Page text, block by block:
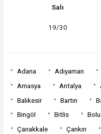
Salı
19/30
Adana Adıyaman
Amasya
Antalya
Balıkesir
Bartın
Bingöl
Bitlis Bolu
Çanakkale
Çankırı